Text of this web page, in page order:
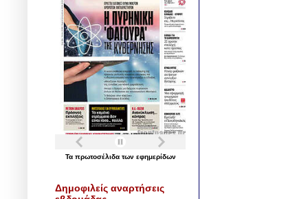
Τα πρωτοσέλιδα των εφημερίδων
Δημοφιλείς αναρτήσεις